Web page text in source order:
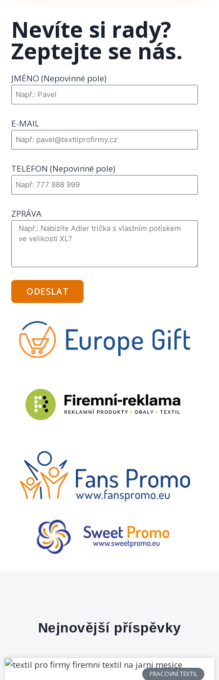
Nevíte si rady?
Zeptejte se nás.
JMÉNO (Nepovinné pole)
E-MAIL
TELEFON (Nepovinné pole)
ZPRÁVA
ODESLAT
Nejnovější příspěvky
PRACOVNÍ TEXTIL